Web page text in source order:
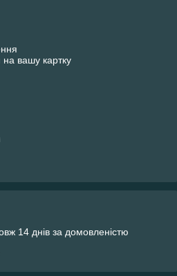
на вашу картку
14 днів за домовленістю